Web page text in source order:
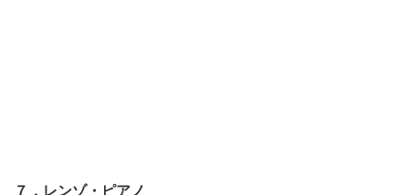
７．レンゾ・ピアノ